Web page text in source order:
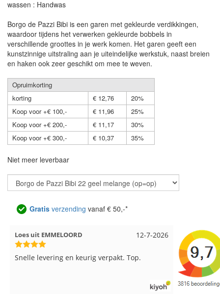
wassen : Handwas
Borgo de Pazzi Bibi is een garen met gekleurde verdikkingen,
waardoor tijdens het verwerken gekleurde bobbels in
verschillende groottes in je werk komen. Het garen geeft een
kunstzinnige uitstraling aan je uiteindelijke werkstuk, naast breien
en haken ook zeer geschikt om mee te weven.
Opruimkorting
korting
€ 12,76
20%
Koop voor +€ 100,-
€ 11,96
25%
Koop voor +€ 200,-
€ 11,17
30%
Koop voor +€ 300,-
€ 10,37 35%
Niet meer leverbaar
Gratis verzending vanaf € 50,-*
12-7-2026
Loes uit EMMELOORD
Snelle levering en keurig verpakt. Top.
Nell uit
Goed